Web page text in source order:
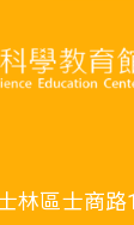
林區士商路